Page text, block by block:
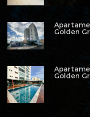
Golden
Golden